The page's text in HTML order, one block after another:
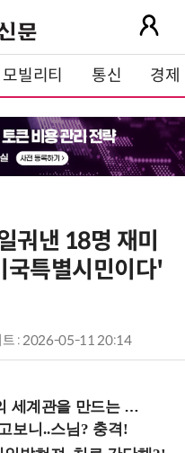
모빌리티 통신 경제
궈낸 18명 재미
특별시민이다'
트 : 2026-05-11 20:14
식 설계자로.. (8/20 강남역)